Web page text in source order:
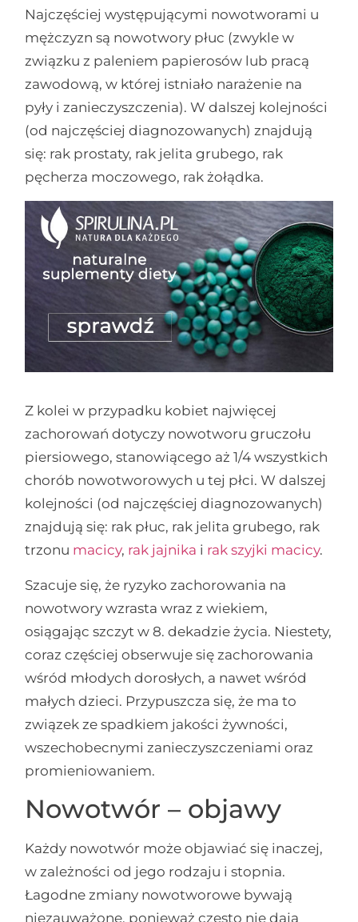
Najczęściej występującymi nowotworami u
mężczyzn są nowotwory płuc (zwykle w
związku z paleniem papierosów lub pracą
zawodową, w której istniało narażenie na
pyły i zanieczyszczenia). W dalszej kolejności
(od najczęściej diagnozowanych) znajdują
się: rak prostaty, rak jelita grubego, rak
pęcherza moczowego, rak żołądka.
Z kolei w przypadku kobiet najwięcej
zachorowań dotyczy nowotworu gruczołu
piersiowego, stanowiącego aż 1/4 wszystkich
chorób nowotworowych u tej płci. W dalszej
kolejności (od najczęściej diagnozowanych)
znajdują się: rak płuc, rak jelita grubego, rak
trzonu macicy, rak jajnika i rak szyjki macicy.
Szacuje się, że ryzyko zachorowania na
nowotwory wzrasta wraz z wiekiem,
osiągając szczyt w 8. dekadzie życia. Niestety,
coraz częściej obserwuje się zachorowania
wśród młodych dorosłych, a nawet wśród
małych dzieci. Przypuszcza się, że ma to
związek ze spadkiem jakości żywności,
wszechobecnymi zanieczyszczeniami oraz
promieniowaniem.
Nowotwór – objawy
Każdy nowotwór może objawiać się inaczej,
w zależności od jego rodzaju i stopnia.
Łagodne zmiany nowotworowe bywają
niezauważone, ponieważ często nie dają